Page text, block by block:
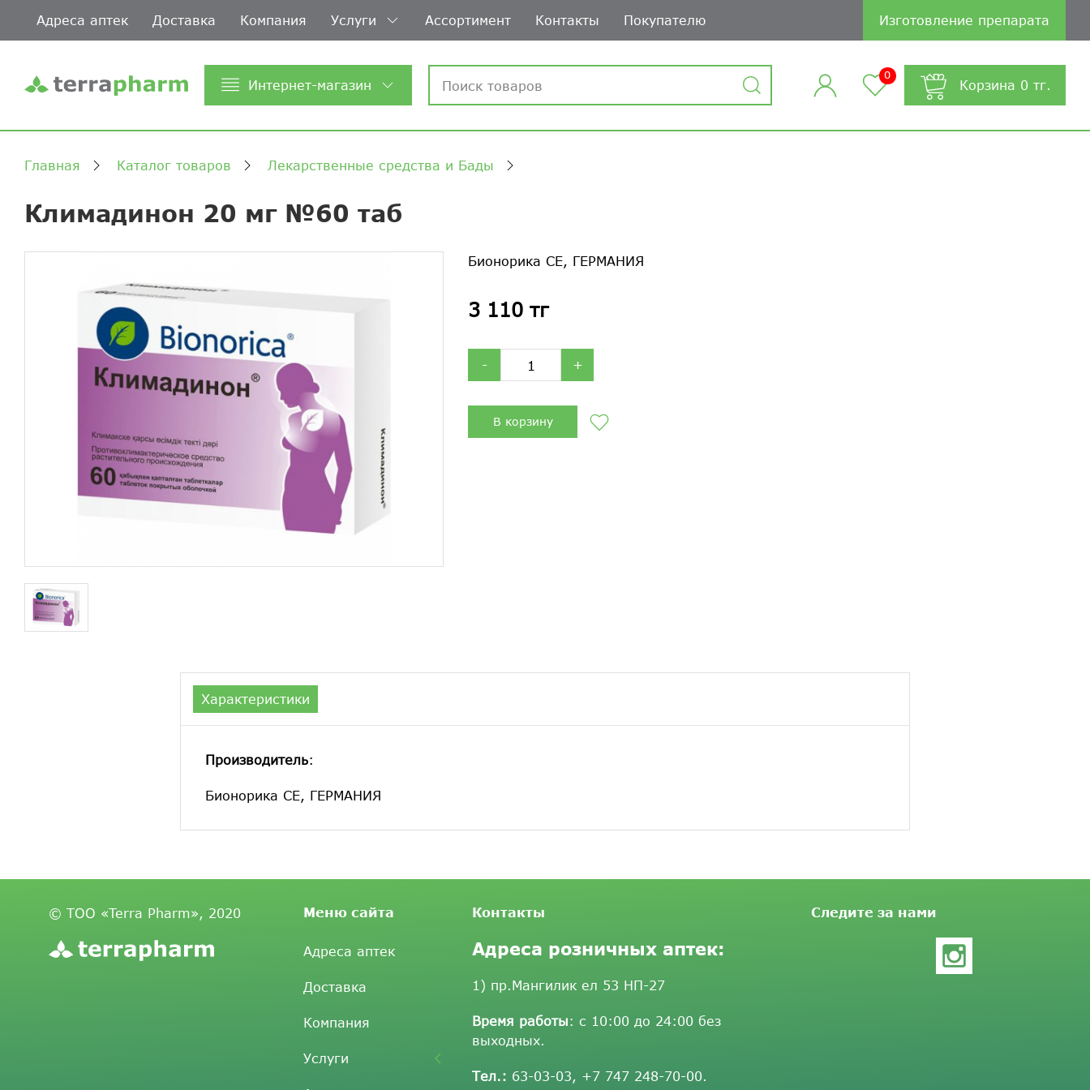
Адреса аптек Доставка Компания Услуги Ассортимент Контакты Покупателю Изготовление препарата
Интернет-магазин
0
Корзина 0 тг.
Главная Каталог товаров Лекарственные средства и Бады
Климадинон 20 мг №60 таб
Бионорика СЕ, ГЕРМАНИЯ
3 110 тг
- +
В корзину
Характеристики
Производитель:
Бионорика СЕ, ГЕРМАНИЯ
© ТОО «Terra Pharm», 2020 Меню сайта
Адреса аптек
Доставка
Компания
Услуги
Контакты
Адреса розничных аптек:
1) пр.Мангилик ел 53 НП-27
Время работы: с 10:00 до 24:00 без
выходных.
Тел.: 63-03-03, +7 747 248-70-00.
Следите за нами